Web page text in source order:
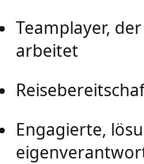
Teamplayer,
arbeitet
Engagierte,